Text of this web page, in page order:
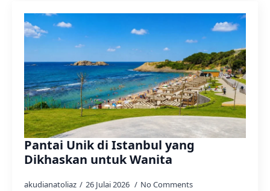
Pantai Unik di Istanbul yang
Dikhaskan untuk Wanita
akudianatoliaz 26 Julai 2026 No Comments